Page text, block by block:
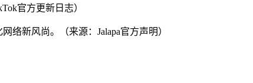
官方更新日志）
络新风尚。（来源：Jalapa官方声明）